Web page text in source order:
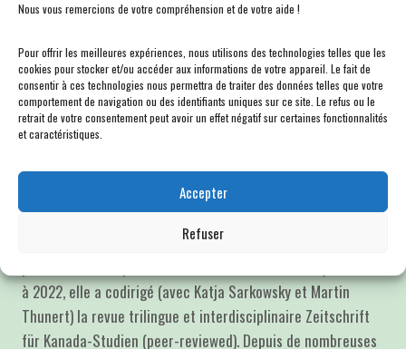
Nous vous remercions de votre compréhension et de votre aide !
Pour offrir les meilleures expériences, nous utilisons des technologies telles que les
cookies pour stocker et/ou accéder aux informations de votre appareil. Le fait de
consentir à ces technologies nous permettra de traiter des données telles que votre
comportement de navigation ou des identifiants uniques sur ce site. Le refus ou le
retrait de votre consentement peut avoir un effet négatif sur certaines fonctionnalités
et caractéristiques.
Accepter
Refuser
entre histoire et fiction, politique et littérature, aux
différentes stratégies mémorielles, aux questions de
filiation et de traumatisme transgénérationnel, à l’identité
et aux études de genre. Elle a publié de nombreux articles,
notamment sur les œuvres de Suzanne Jacob, Nicole
Brossard, Ying Chen, Régine Robin, Anne Hébert, Catherine
Mavrikakis, Julien Gracq, Laurent Mauvignier et Annie Ernaux,
et a contribué plusieurs chapitres à l’ouvrage Metzler
Kanadische Literaturgeschichte édité par Konrad Gross,
Wolfgang Klooß et Reingard M. Nischik (édition anglaise
à 2022, elle a codirigé (avec Katja Sarkowsky et Martin
Thunert) la revue trilingue et interdisciplinaire Zeitschrift
für Kanada-Studien (peer-reviewed). Depuis de nombreuses